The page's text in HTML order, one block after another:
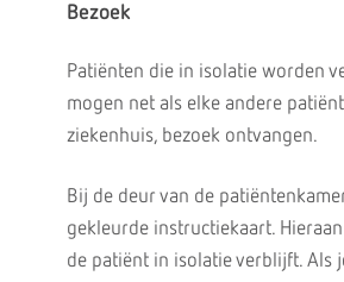
Bezoek
Patiënten die in isolatie worden
mogen net als elke andere
ziekenhuis, bezoek ontvangen.
Bij de deur van de
gekleurde instructiekaart.
de patiënt in isolatie verblijft. Als